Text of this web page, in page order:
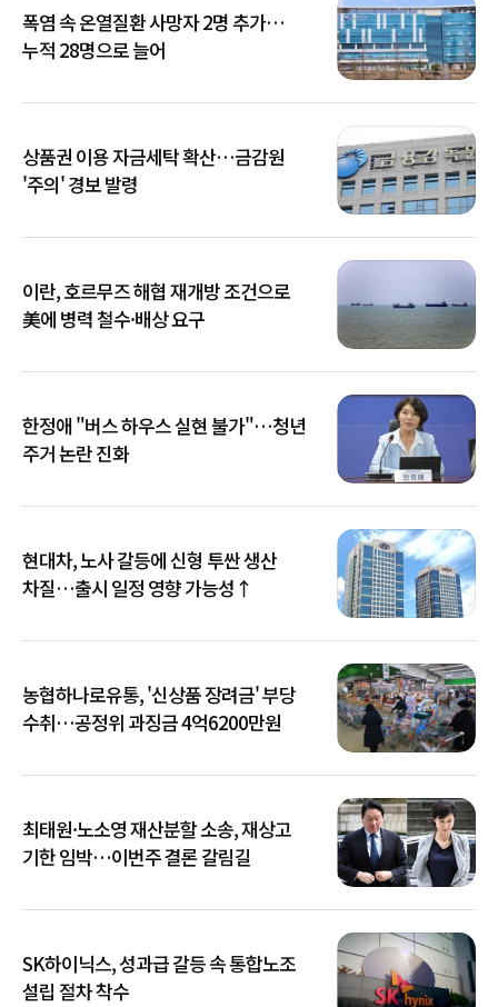
폭염 속 온열질환 사망자 2명 추가…
누적 28명으로 늘어
상품권 이용 자금세탁 확산…금감원
'주의' 경보 발령
이란, 호르무즈 해협 재개방 조건으로
美에 병력 철수·배상 요구
한정애 "버스 하우스 실현 불가"…청년
주거 논란 진화
현대차, 노사 갈등에 신형 투싼 생산
차질…출시 일정 영향 가능성↑
농협하나로유통, '신상품 장려금' 부당
수취…공정위 과징금 4억6200만원
최태원·노소영 재산분할 소송, 재상고
기한 임박…이번주 결론 갈림길
SK하이닉스, 성과급 갈등 속 통합노조
설립 절차 착수